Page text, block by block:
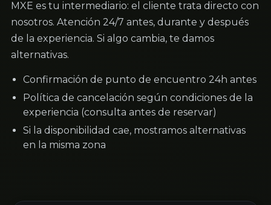
MXE es tu intermediario: el cliente trata directo con
nosotros. Atención 24/7 antes, durante y después
de la experiencia. Si algo cambia, te damos
alternativas.
Confirmación de punto de encuentro 24h antes
Política de cancelación según condiciones de la
experiencia (consulta antes de reservar)
Si la disponibilidad cae, mostramos alternativas
en la misma zona